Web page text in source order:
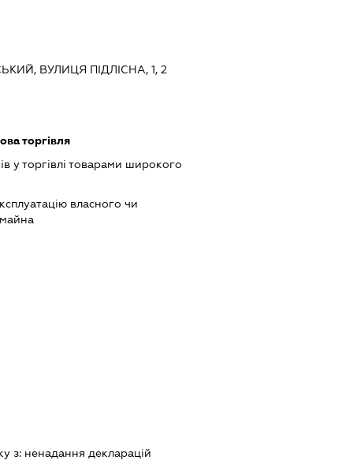
ВУЛИЦЯ ПІДЛІСНА, 1, 2
торгівля
у торгівлі товарами широкого
власного чи
з: ненадання декларацiй